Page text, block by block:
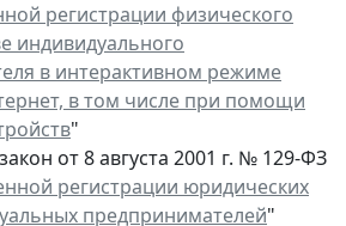
регистрации физического
индивидуального
в интерактивном режиме
в том числе при помощи
"
от 8 августа 2001 г. № 129-ФЗ
регистрации юридических
предпринимателей"